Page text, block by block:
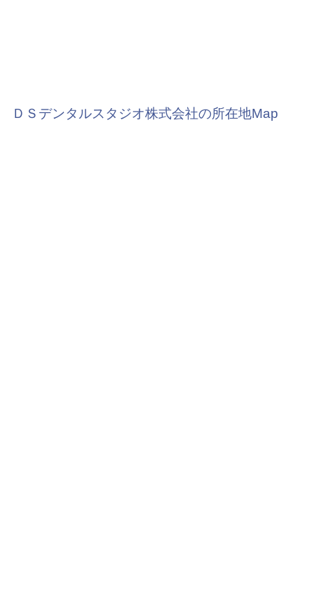
ＤＳデンタルスタジオ株式会社の所在地Map